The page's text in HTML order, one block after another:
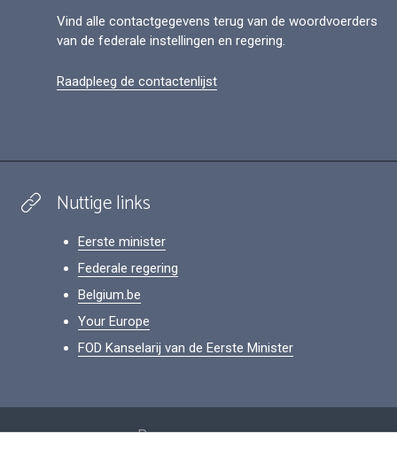
Vind alle contactgegevens terug van de woordvoerders
van de federale instellingen en regering.
Raadpleeg de contactenlijst
Nuttige links
Eerste minister
Federale regering
Belgium.be
Your Europe
FOD Kanselarij van de Eerste Minister
Persoonsgegevens